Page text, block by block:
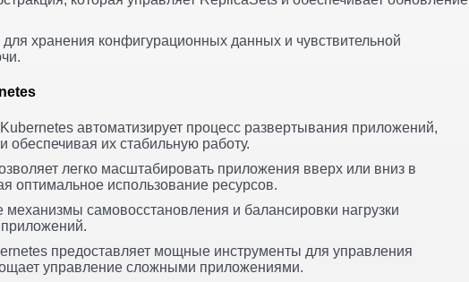
хранения конфигурационных данных и чувствительной
автоматизирует процесс развертывания приложений,
их стабильную работу.
легко масштабировать приложения вверх или вниз в
оптимальное использование ресурсов.
механизмы самовосстановления и балансировки нагрузки
предоставляет мощные инструменты для управления
управление сложными приложениями.